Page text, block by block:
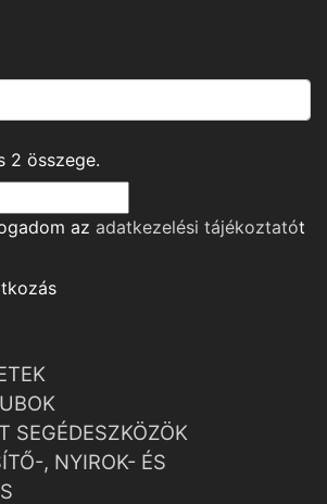
2 összege.
az adatkezelési tájékoztatót
SEGÉDESZKÖZÖK
, NYIROK- ÉS